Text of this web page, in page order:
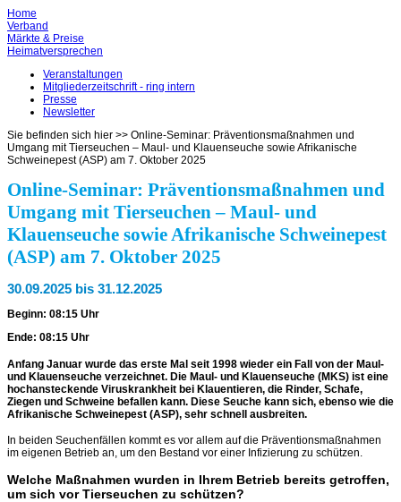
Home
Verband
Märkte & Preise
Heimatversprechen
Veranstaltungen
Mitgliederzeitschrift - ring intern
Presse
Newsletter
Sie befinden sich hier >> Online-Seminar: Präventionsmaßnahmen und
Umgang mit Tierseuchen – Maul- und Klauenseuche sowie Afrikanische
Schweinepest (ASP) am 7. Oktober 2025
Online-Seminar: Präventionsmaßnahmen und
Umgang mit Tierseuchen – Maul- und
Klauenseuche sowie Afrikanische Schweinepest
(ASP) am 7. Oktober 2025
30.09.2025 bis 31.12.2025
Beginn: 08:15 Uhr
Ende: 08:15 Uhr
Anfang Januar wurde das erste Mal seit 1998 wieder ein Fall von der Maul-
und Klauenseuche verzeichnet. Die Maul- und Klauenseuche (MKS) ist eine
hochansteckende Viruskrankheit bei Klauentieren, die Rinder, Schafe,
Ziegen und Schweine befallen kann. Diese Seuche kann sich, ebenso wie die
Afrikanische Schweinepest (ASP), sehr schnell ausbreiten.
In beiden Seuchenfällen kommt es vor allem auf die Präventionsmaßnahmen
im eigenen Betrieb an, um den Bestand vor einer Infizierung zu schützen.
Welche Maßnahmen wurden in Ihrem Betrieb bereits getroffen,
um sich vor Tierseuchen zu schützen?